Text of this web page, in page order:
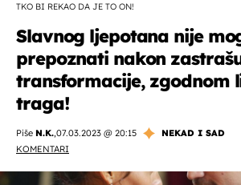
TKO BI REKAO DA JE TO ON!
Slavnog ljepotana nije
prepoznati nakon
transformacije, zgodnom
traga!
Piše N.K.,07.03.2023 @ 20:15
NEKAD I SAD
KOMENTARI